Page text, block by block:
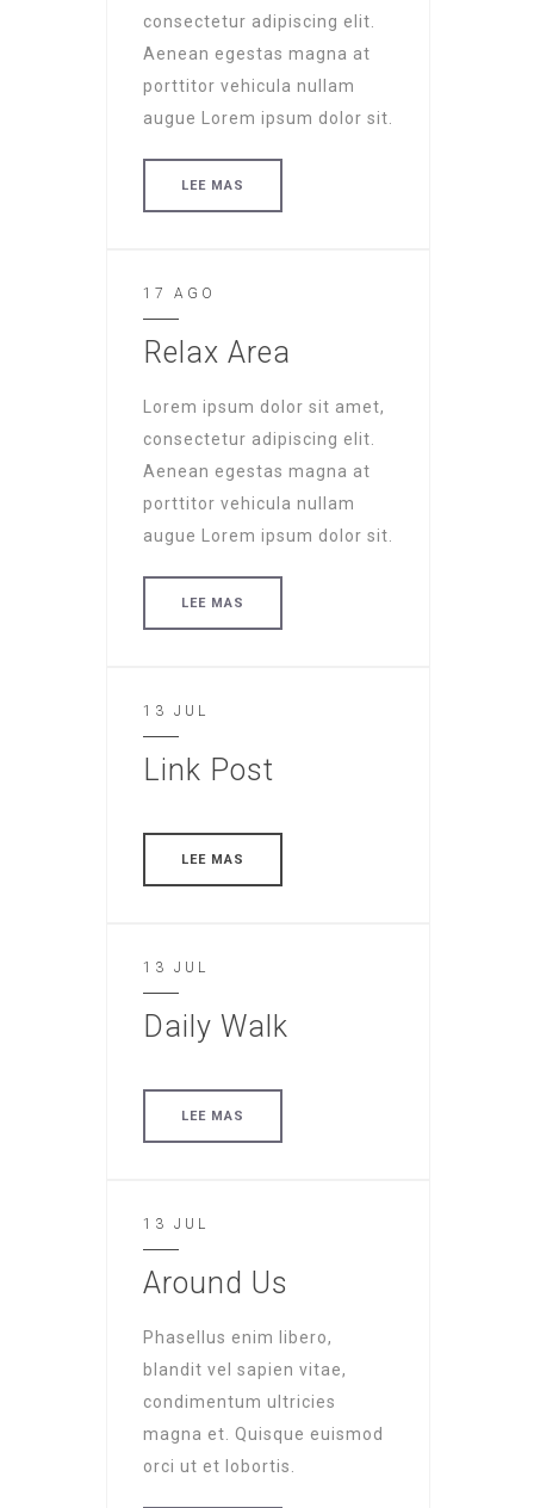
consectetur adipiscing elit.
Aenean egestas magna at
porttitor vehicula nullam
augue Lorem ipsum dolor sit.
LEE MAS
17 AGO
Relax Area
Lorem ipsum dolor sit amet,
consectetur adipiscing elit.
Aenean egestas magna at
porttitor vehicula nullam
augue Lorem ipsum dolor sit.
LEE MAS
13 JUL
Link Post
LEE MAS
13 JUL
Daily Walk
LEE MAS
13 JUL
Around Us
Phasellus enim libero,
blandit vel sapien vitae,
condimentum ultricies
magna et. Quisque euismod
orci ut et lobortis.